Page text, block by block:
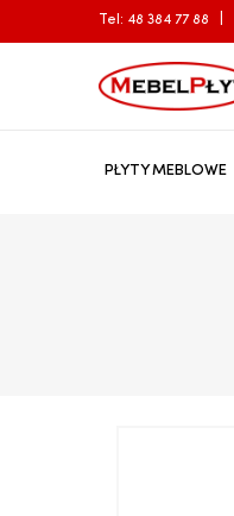
Tel: 48 384 77 88
PŁYTY MEBLOWE